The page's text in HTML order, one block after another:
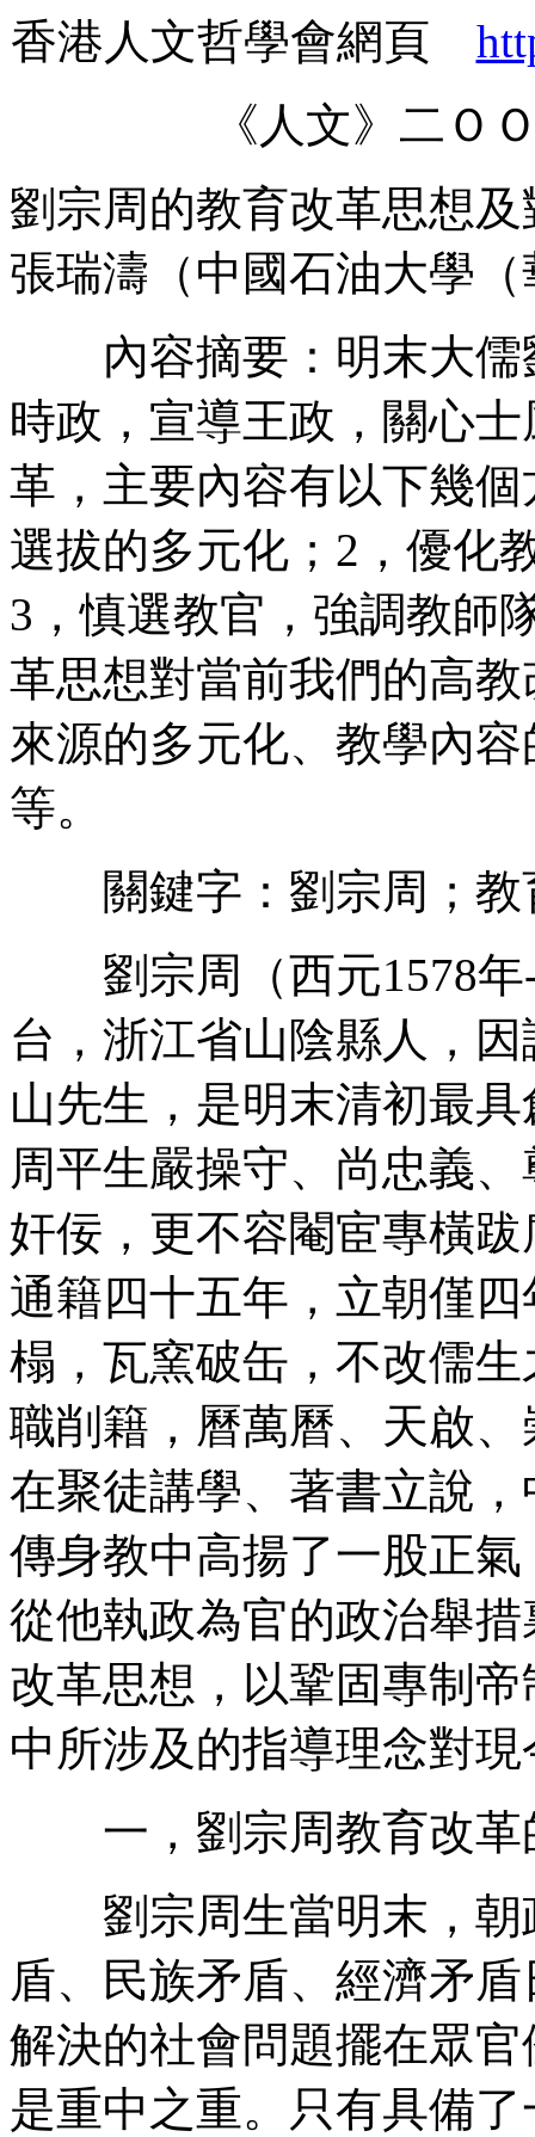
香港人文哲學會網頁
《人文》二Ｏ
劉宗周的教育改革思想
張瑞濤（中國石油大學
內容摘要：明末大儒
時政，宣導王政，關心
革，主要內容有以下幾
選拔的多元化；2，優化
3，慎選教官，強調教師
革思想對當前我們的高
來源的多元化、教學內
等。
關鍵字：劉宗周；教
劉宗周（西元1578年
台，浙江省山陰縣人，
山先生，是明末清初最
周平生嚴操守、尚忠義
奸佞，更不容閹宦專橫
通籍四十五年，立朝僅
榻，瓦窯破缶，不改儒
職削籍，曆萬曆、天啟
在聚徒講學、著書立說
傳身教中高揚了一股正
從他執政為官的政治舉
改革思想，以鞏固專制
中所涉及的指導理念對
一，劉宗周教育改革
劉宗周生當明末，朝
盾、民族矛盾、經濟矛
解決的社會問題擺在眾
是重中之重。只有具備